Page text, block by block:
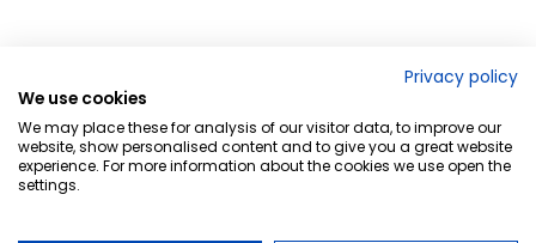
Privacy policy
We use cookies
We may place these for analysis of our visitor data, to improve our
website, show personalised content and to give you a great website
experience. For more information about the cookies we use open the
settings.